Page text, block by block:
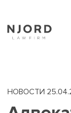
НОВОСТИ